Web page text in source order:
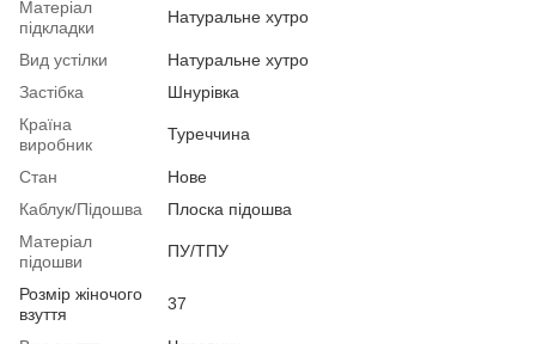
Матеріал
підкладки
Натуральне хутро
Вид устілки
Натуральне хутро
Застібка
Шнурівка
Країна
виробник
Туреччина
Стан
Нове
Каблук/Підошва
Плоска підошва
Матеріал
підошви
ПУ/ТПУ
Розмір жіночого
взуття
37